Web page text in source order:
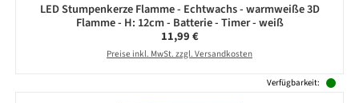
LED Stumpenkerze Flamme - Echtwachs - warmweiße 3D
Flamme - H: 12cm - Batterie - Timer - weiß
Regulärer Preis:
11,99 €
Preise inkl. MwSt. zzgl. Versandkosten
Verfügbarkeit: